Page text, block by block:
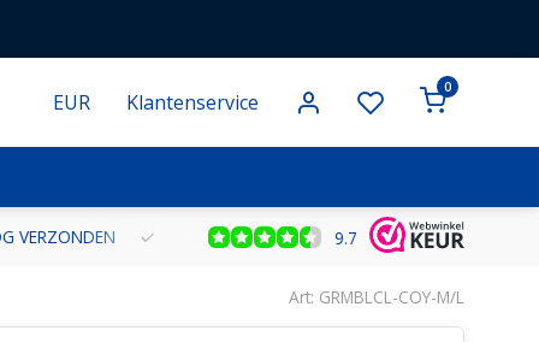
EUR Klantenservice
0
VERZONDEN GRATIS VERZENDING VANAF € 100 BINNEN
9.7
Art: GRMBLCL-COY-M/L